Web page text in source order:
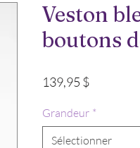
Veston
boutons
139,95 $Prix
Grandeur *
Sélectionner